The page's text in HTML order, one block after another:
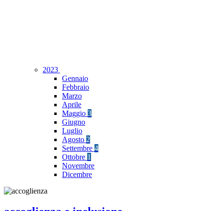
2023
Gennaio
Febbraio
Marzo
Aprile
Maggio 3
Giugno
Luglio
Agosto 2
Settembre 4
Ottobre 1
Novembre
Dicembre